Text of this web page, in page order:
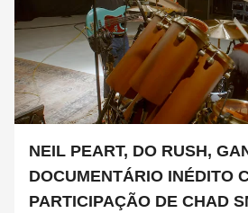
NEIL PEART, DO RUSH,
DOCUMENTÁRIO INÉDITO
PARTICIPAÇÃO DE CHAD